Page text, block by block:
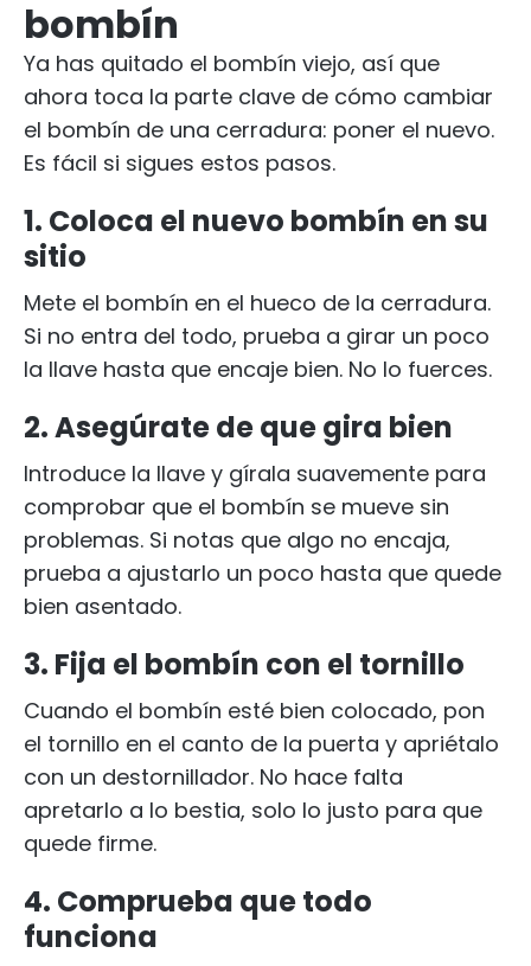
bombín
Ya has quitado el bombín viejo, así que
ahora toca la parte clave de cómo cambiar
el bombín de una cerradura: poner el nuevo.
Es fácil si sigues estos pasos.
1. Coloca el nuevo bombín en su
sitio
Mete el bombín en el hueco de la cerradura.
Si no entra del todo, prueba a girar un poco
la llave hasta que encaje bien. No lo fuerces.
2. Asegúrate de que gira bien
Introduce la llave y gírala suavemente para
comprobar que el bombín se mueve sin
problemas. Si notas que algo no encaja,
prueba a ajustarlo un poco hasta que quede
bien asentado.
3. Fija el bombín con el tornillo
Cuando el bombín esté bien colocado, pon
el tornillo en el canto de la puerta y apriétalo
con un destornillador. No hace falta
apretarlo a lo bestia, solo lo justo para que
quede firme.
4. Comprueba que todo
funciona